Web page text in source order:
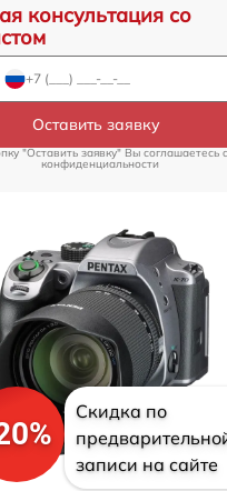
консультация со
Оставить заявку
"Оставить заявку" Вы соглашаетесь
конфиденциальности
Скидка по
записи на сайте